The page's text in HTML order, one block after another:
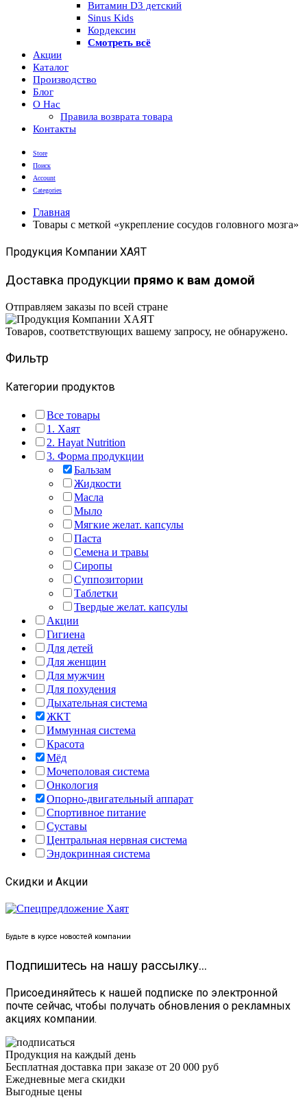
Витамин D3 детский
Sinus Kids
Кордексин
Смотреть всё
Акции
Каталог
Производство
Блог
О Нас
Правила возврата товара
Контакты
Store
Поиск
Account
Categories
Главная
Товары с меткой «укрепление сосудов головного мозга»
Продукция Компании ХАЯТ
Доставка продукции прямо к вам домой
Отправляем заказы по всей стране
Товаров, соответствующих вашему запросу, не обнаружено.
Фильтр
Категории продуктов
Все товары
1. Хаят
2. Hayat Nutrition
3. Форма продукции
Бальзам
Жидкости
Масла
Мыло
Мягкие желат. капсулы
Паста
Семена и травы
Сиропы
Суппозитории
Таблетки
Твердые желат. капсулы
Акции
Гигиена
Для детей
Для женщин
Для мужчин
Для похудения
Дыхательная система
ЖКТ
Иммунная система
Красота
Мёд
Мочеполовая система
Онкология
Опорно-двигательный аппарат
Спортивное питание
Суставы
Центральная нервная система
Эндокринная система
Скидки и Акции
Будьте в курсе новостей компании
Подпишитесь на нашу рассылку...
Присоединяйтесь к нашей подписке по электронной
почте сейчас, чтобы получать обновления о рекламных
акциях компании.
Продукция на каждый день
Бесплатная доставка при заказе от 20 000 руб
Ежедневные мега скидки
Выгодные цены